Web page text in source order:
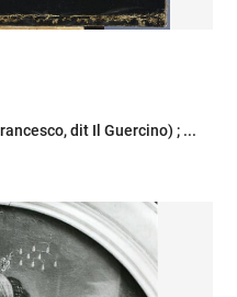
Le Guerchin (Barbieri, Giovanni Francesco, dit Il Guercino) ; ...